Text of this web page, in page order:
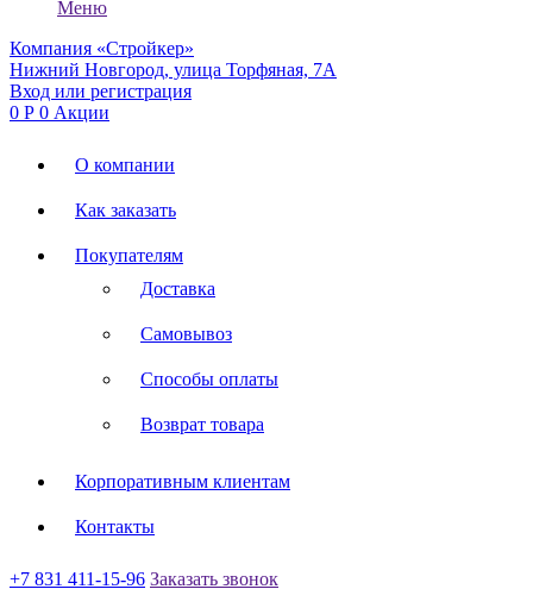
Меню
Компания «Стройкер»
Нижний Новгород, улица Торфяная, 7А
Вход или регистрация
0 Р 0 Акции
О компании
Как заказать
Покупателям
Доставка
Самовывоз
Способы оплаты
Возврат товара
Корпоративным клиентам
Контакты
+7 831 411-15-96 Заказать звонок